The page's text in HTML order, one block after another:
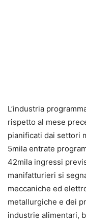
L’industria
rispetto al mese
pianificati dai settori
5mila entrate
42mila ingressi
manifatturieri si
meccaniche ed
metallurgiche e dei
industrie alimentari,